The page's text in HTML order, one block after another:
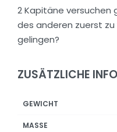
2 Kapitäne
des anderen zuerst
gelingen?
ZUSÄTZLICHE
GEWICHT
MASSE